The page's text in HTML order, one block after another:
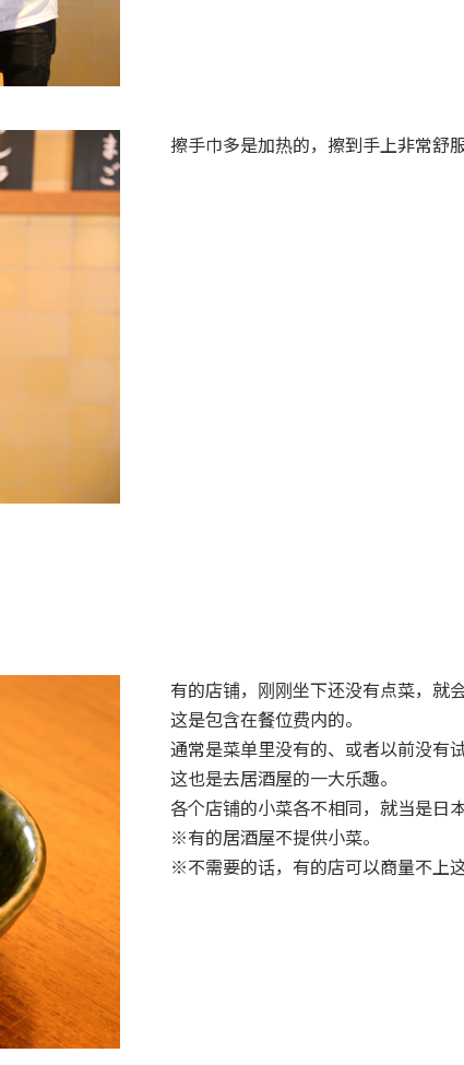
擦手巾多是加热的，擦到手上非常舒
有的店铺，刚刚坐下还没有点菜，就
这是包含在餐位费内的。
通常是菜单里没有的、或者以前没有
这也是去居酒屋的一大乐趣。
各个店铺的小菜各不相同，就当是日
※有的居酒屋不提供小菜。
※不需要的话，有的店可以商量不上